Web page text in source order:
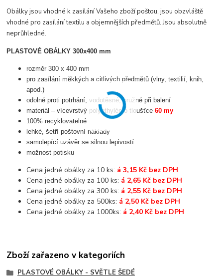
Obálky jsou vhodné k zasílání Vašeho zboží poštou, jsou obzvláště
vhodné pro zasílání textilu a objemnějších předmětů. Jsou absolutně
neprůhledné.
PLASTOVÉ OBÁLKY 300x400 mm
rozměr 300 x 400 mm
pro zasílání měkkých a citlivých předmětů (vlny, textilií, knih,
apod.)
odolné proti potrhání, vodotěsné, pružné při balení
materiál – vícevrstvý polyethylén o tloušťce60 my
100% recyklovatelné
lehké, šetří poštovní náklady
samolepící uzávěr se silnou lepivostí
možnost potisku
Cena jedné obálky za 10 ks: á 3,15 Kč bez DPH
Cena jedné obálky za 100 ks: á 2,65 Kč bez DPH
Cena jedné obálky za 300 ks: á 2,55 Kč bez DPH
Cena jedné obálky za 500ks: á 2,50 Kč bez DPH
Cena jedné obálky za 1000ks: á 2,40 Kč bez DPH
Zboží zařazeno v kategoriích
PLASTOVÉ OBÁLKY - SVĚTLE ŠEDÉ